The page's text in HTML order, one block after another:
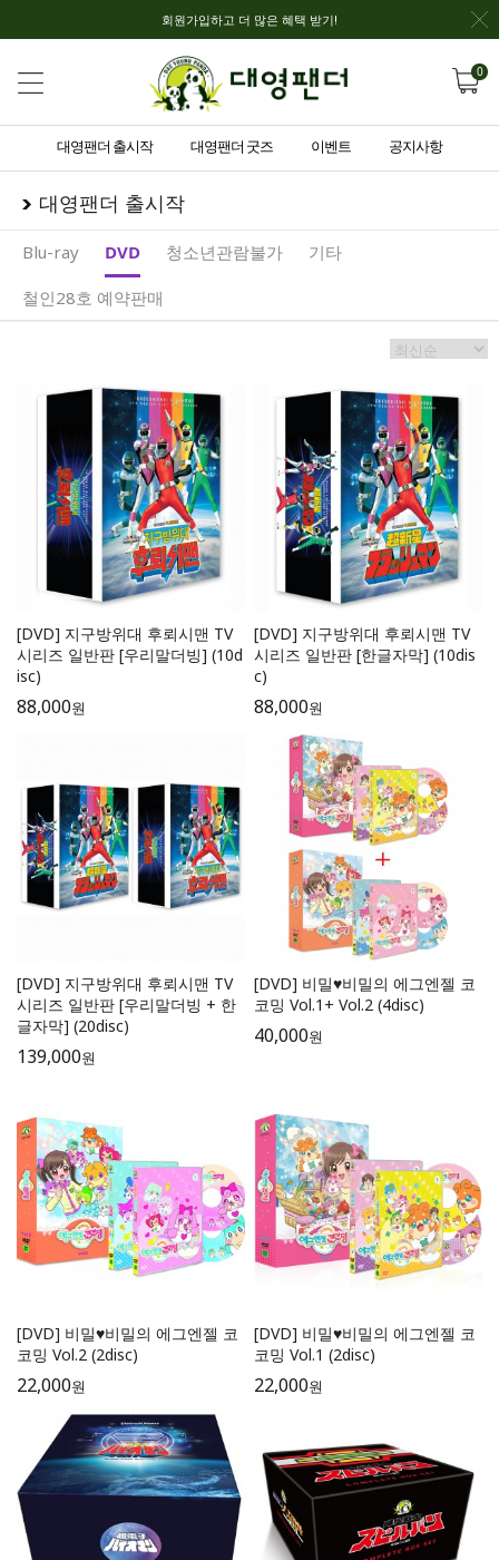
회원가입하고 더 많은 혜택 받기!
0
대영팬더 출시작 대영팬더 굿즈 이벤트 공지사항
대영팬더 출시작
Blu-ray DVD 청소년관람불가 기타
철인28호 예약판매
[DVD] 지구방위대 후뢰시맨 TV
시리즈 일반판 [우리말더빙] (10d
isc)
88,000원
[DVD] 지구방위대 후뢰시맨 TV
시리즈 일반판 [한글자막] (10dis
c)
88,000원
[DVD] 지구방위대 후뢰시맨 TV
시리즈 일반판 [우리말더빙 + 한
글자막] (20disc)
139,000원
[DVD] 비밀♥비밀의 에그엔젤 코
코밍 Vol.1+ Vol.2 (4disc)
40,000원
[DVD] 비밀♥비밀의 에그엔젤 코
코밍 Vol.2 (2disc)
22,000원
[DVD] 비밀♥비밀의 에그엔젤 코
코밍 Vol.1 (2disc)
22,000원